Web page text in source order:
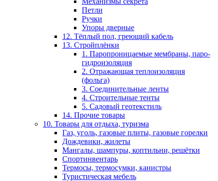
Петли
Ручки
Упоры дверные
12. Тёплый пол, греющий кабель
13. Стройплёнки
1. Паропроницаемые мембраны, паро-
гидроизоляция
2. Отражающая теплоизоляция
(фольга)
3. Соединительные ленты
4. Строительные тенты
5. Садовый геотекстиль
14. Прочие товары
10. Товары для отдыха, туризма
Газ, уголь, газовые плиты, газовые горелки
Дождевики, жилеты
Мангалы, шампуры, коптильни, решётки
Спортинвентарь
Термосы, термосумки, канистры
Туристическая мебель